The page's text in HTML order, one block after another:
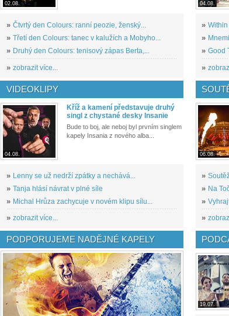
02.08.
» Čtvrtý den Colours: ranní peozie, ženský...
» Třetí den Colours: tanec v kalužích a Mobyho...
» Druhý den Colours: tenisový zápas Berta,...
» zobrazit více...
04.08.
»
»
» Good
»
VIDEOKLIPY
04.08.
Kříž a kamení představuje druhý
singl z chystané desky Insanie
Bude to boj, ale neboj byl prvním singlem
kapely Insania z nového alba...
» Lenny se už nedrží zpátky a nechává...
» Tanja hlásí návrat v plné síle
» Michal Hrůza zachycuje v novém klipu sílu...
» zobrazit více...
06.08.
»
» Na
»
»
PODPORUJEME NADĚJNÉ KAPELY
19.07.